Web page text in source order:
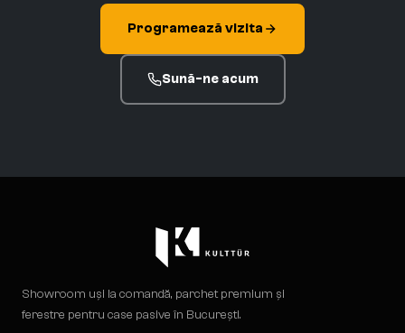
Programează vizita
Sună-ne acum
Showroom uși la comandă, parchet premium și
ferestre pentru case pasive în București.